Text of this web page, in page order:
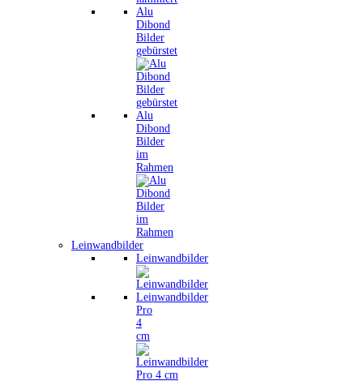
Alu
Dibond
Bilder
gebürstet
Alu
Dibond
Bilder
im
Rahmen
Leinwandbilder
Leinwandbilder
Leinwandbilder
Pro
4
cm